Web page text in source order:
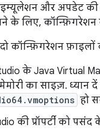
इम्यूलेशन और अपडेट
के लिए, कॉन्फ़िगरेशन
कॉन्फ़िगरेशन
के Java Virtual
का साइज़. ध्यान दें
हो
की प्रॉपर्टी को